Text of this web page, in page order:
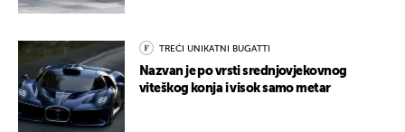
TREĆI UNIKATNI BUGATTI
Nazvan je po vrsti srednjovjekovnog
viteškog konja i visok samo metar